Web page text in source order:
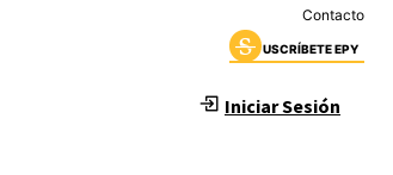
Contacto
USCRÍBETE EPY
Iniciar Sesión